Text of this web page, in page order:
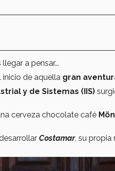
a pensar...
de aquella gran
y de Sistemas (IIS)
cerveza chocolate café
Costamar, su propia